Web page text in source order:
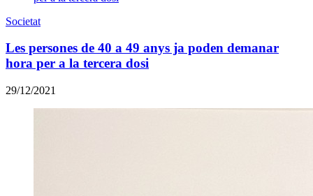
Societat
Les persones de 40 a 49 anys ja poden demanar
hora per a la tercera dosi
29/12/2021